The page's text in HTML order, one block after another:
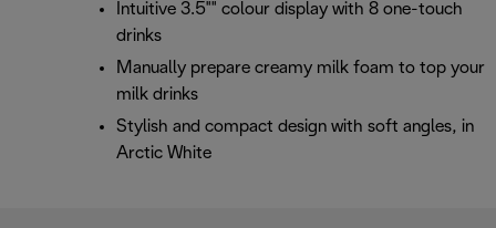
Intuitive 3.5"" colour display with 8 one-touch
drinks
Manually prepare creamy milk foam to top your
milk drinks
Stylish and compact design with soft angles, in
Arctic White